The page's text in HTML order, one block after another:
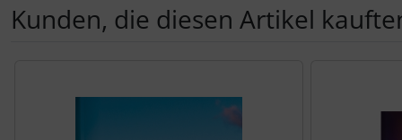
Kunden, die diesen Artikel